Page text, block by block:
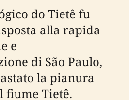
do Tietê fu
alla rapida
e
di São Paulo,
la pianura
fiume Tietê.